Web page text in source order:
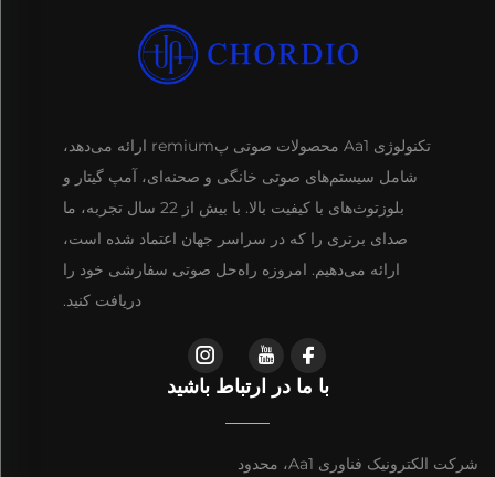
تکنولوژی Aa1 محصولات صوتی پremium ارائه می‌دهد،
شامل سیستم‌های صوتی خانگی و صحنه‌ای، آمپ گیتار و
بلوزتوث‌های با کیفیت بالا. با بیش از 22 سال تجربه، ما
صدای برتری را که در سراسر جهان اعتماد شده است،
ارائه می‌دهیم. امروزه راه‌حل صوتی سفارشی خود را
دریافت کنید.
با ما در ارتباط باشید
شرکت الکترونیک فناوری Aa1، محدود